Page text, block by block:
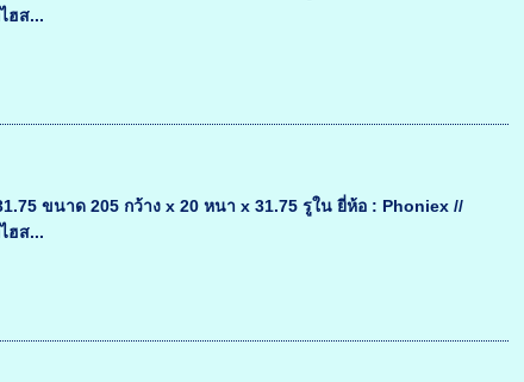
ฮส...
ขนาด 205 กว้าง x 20 หนา x 31.75 รูใน ยี่ห้อ : Phoniex //
ฮส...